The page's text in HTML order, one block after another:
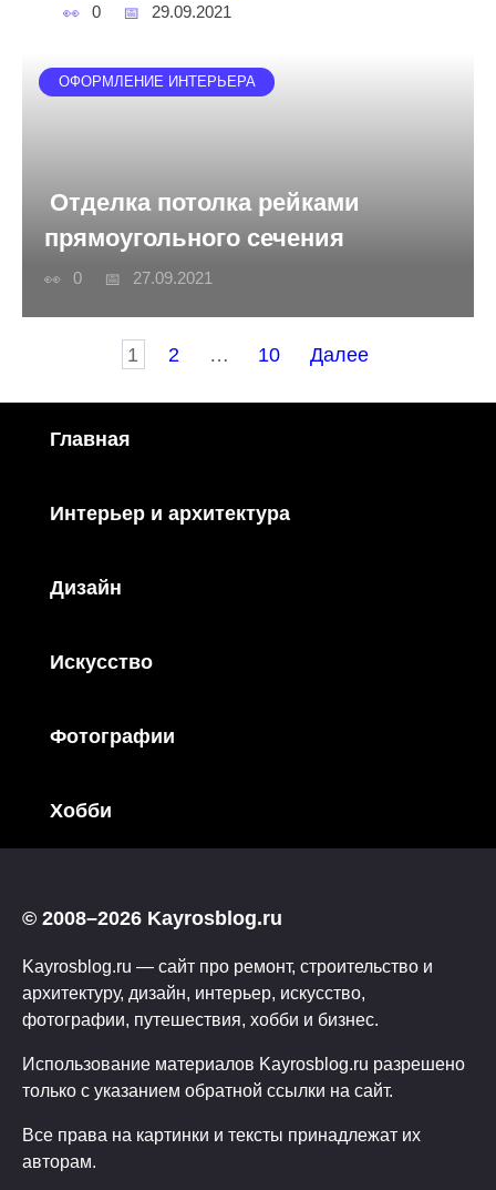
0 29.09.2021
ОФОРМЛЕНИЕ ИНТЕРЬЕРА
Отделка потолка рейками
прямоугольного сечения
0 27.09.2021
1 2 … 10 Далее
Главная
Интерьер и архитектура
Дизайн
Искусство
Фотографии
Хобби
© 2008–2026 Kayrosblog.ru
Kayrosblog.ru — сайт про ремонт, строительство и
архитектуру, дизайн, интерьер, искусство,
фотографии, путешествия, хобби и бизнес.
Использование материалов Kayrosblog.ru разрешено
только с указанием обратной ссылки на сайт.
Все права на картинки и тексты принадлежат их
авторам.